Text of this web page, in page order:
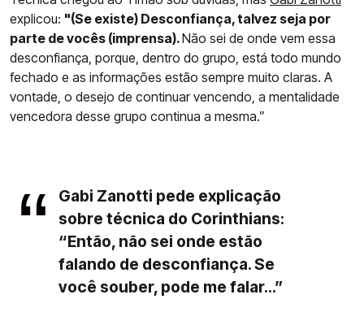
explicou: "(Se existe) Desconfiança, talvez seja por
parte de vocês (imprensa).Não sei de onde vem essa
desconfiança, porque, dentro do grupo, está todo mundo
fechado e as informações estão sempre muito claras. A
vontade, o desejo de continuar vencendo, a mentalidade
vencedora desse grupo continua a mesma.”
Gabi Zanotti pede explicação
sobre técnica do Corinthians:
“Então, não sei onde estão
falando de desconfiança. Se
você souber, pode me falar...”